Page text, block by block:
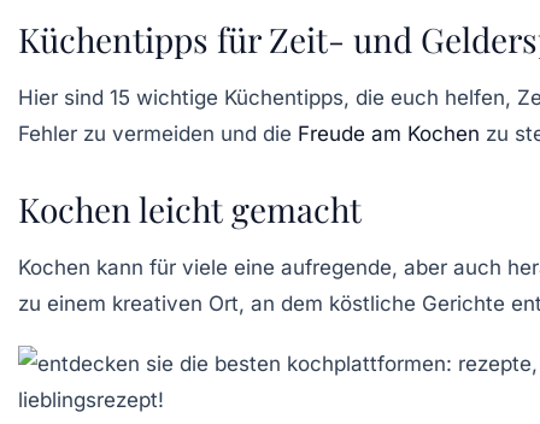
Küchentipps für Zeit- und
Hier sind 15 wichtige Küchentipps, die euch helfen,
Fehler zu vermeiden und die Freude am Kochen zu
Kochen leicht gemacht
Kochen kann für viele eine aufregende, aber auch
zu einem kreativen Ort, an dem köstliche Gerichte